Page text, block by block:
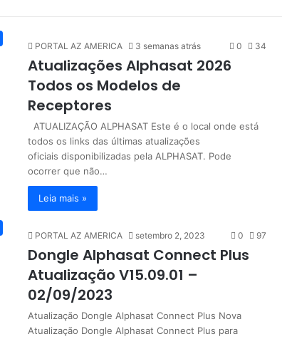
q
i
s
r
o
r
:
PORTAL AZ AMERICA 3 semanas atrás 0 34
Atualizações Alphasat 2026
Todos os Modelos de
Receptores
ATUALIZAÇÃO ALPHASAT Este é o local onde está
todos os links das últimas atualizações
oficiais disponibilizadas pela ALPHASAT. Pode
ocorrer que não…
Leia mais »
PORTAL AZ AMERICA setembro 2, 2023 0 97
Dongle Alphasat Connect Plus
Atualização V15.09.01 –
02/09/2023
Atualização Dongle Alphasat Connect Plus Nova
Atualização Dongle Alphasat Connect Plus para